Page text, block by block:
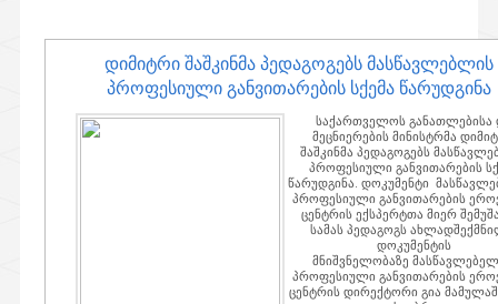
დიმიტრი შაშკინმა პედაგოგებს მასწავლებლის
პროფესიული განვითარების სქემა წარუდგინა
საქართველოს განათლებისა
მეცნიერების მინისტრმა
შაშკინმა პედაგოგებს
პროფესიული განვითარების
წარუდგინა. დოკუმენტი
პროფესიული განვითარების
ცენტრის ექსპერტთა მიერ
სამას პედაგოგს
დოკუმენტის
მნიშვნელობაზე
პროფესიული განვითარების
ცენტრის დირექტორი გია